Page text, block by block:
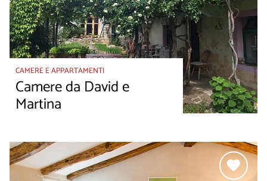
CAMERE E APPARTAMENTI
Camere da David e
Martina